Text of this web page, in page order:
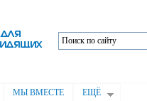
МЫ ВМЕСТЕ ЕЩЁ